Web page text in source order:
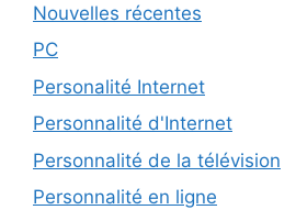
Nouvelles récentes
PC
Personalité Internet
Personnalité d'Internet
Personnalité de la télévision
Personnalité en ligne